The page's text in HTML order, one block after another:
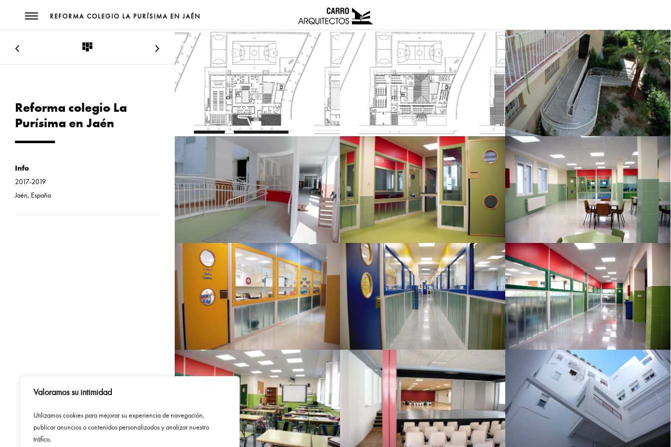
Valoramos su intimidad
Utilizamoscookies para mejorarsu experienciade navegación,
publicaranunciosocontenidos personalizadosyanalizar nuestro
tráfico.
REFORMA COLEGIO LA PURÍSIMA EN JAÉN
Reforma colegio La
Purísima en Jaén
Info
2017-2019
Jaén, España